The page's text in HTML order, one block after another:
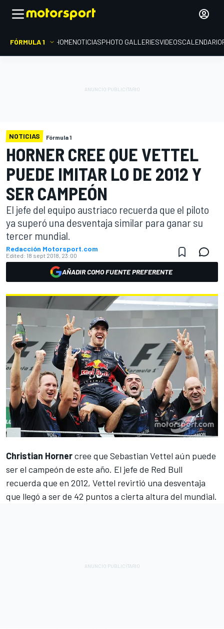
FÓRMULA 1 HOMENOTICIASPHOTO GALLERIESVIDEOSCALENDARIO
NOTICIAS Fórmula 1
HORNER CREE QUE VETTEL
PUEDE IMITAR LO DE 2012 Y
SER CAMPEÓN
El jefe del equipo austriaco recuerda que el piloto
ya superó una desventaja similar para ganar su
tercer mundial.
Redacción Motorsport.com
Edited: 18 sept 2018, 23:00
AÑADIR COMO FUENTE PREFERENTE
Christian Hornercree que Sebastian Vettel aún puede
ser el campeón de este año. El jefe de Red Bull
recuerda que en 2012, Vettel revirtió una desventaja
que llegó a ser de 42 puntos a cierta altura del mundial.